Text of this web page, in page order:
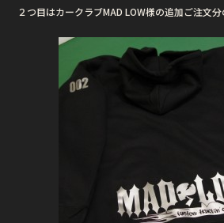
２つ目はカークラブMAD LOW様の追加ご注文分